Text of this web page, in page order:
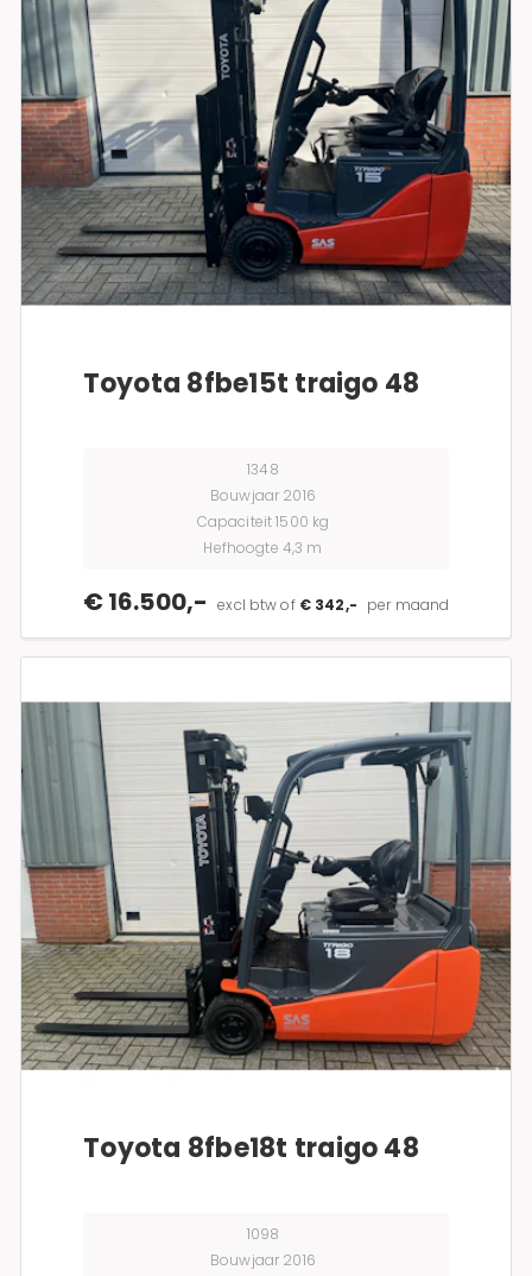
Toyota 8fbe18t traigo 48
1098
Bouwjaar 2016
Toyota 8fbe15t traigo 48
1348
Bouwjaar 2016
Capaciteit 1500 kg
Hefhoogte 4,3 m
€ 16.500,- excl btw of € 342,- per maand